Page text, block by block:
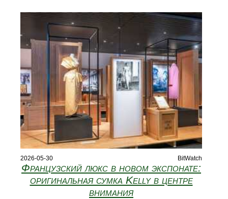
2026-05-30 BitWatch
Французский люкс в новом экспонате:
оригинальная сумка Kelly в центре
внимания